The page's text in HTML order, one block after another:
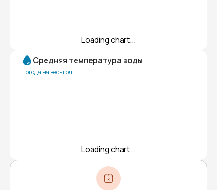
Loading chart...
Средняя температура воды
Погода на весь год
Loading chart...